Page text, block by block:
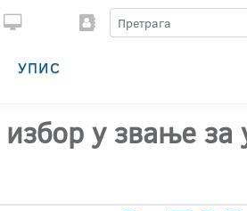
УПИС
у звање за